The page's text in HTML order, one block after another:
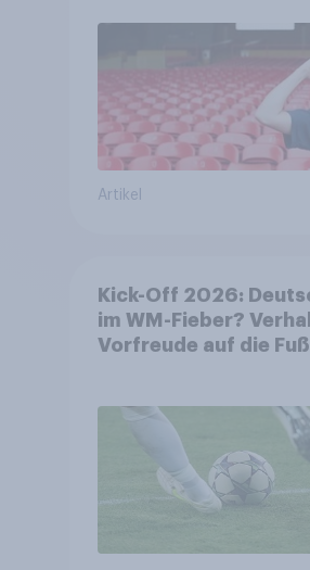
Artikel
Kick-Off 2026:
im WM-Fieber?
Vorfreude auf die